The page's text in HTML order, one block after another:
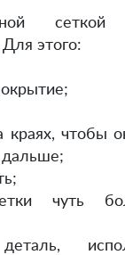
сеткой
этого:
краях, чтобы
дальше;
чуть